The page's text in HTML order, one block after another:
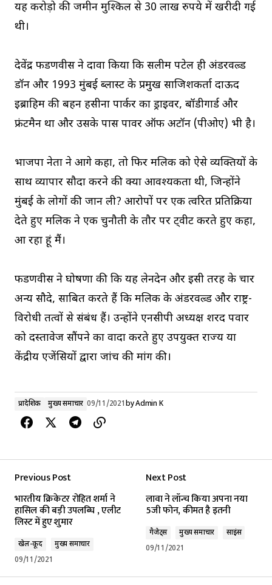
यह करोड़ो की जमीन मुश्किल से 30 लाख रुपये में खरीदी गई
थी।
देवेंद्र फडणवीस ने दावा किया कि सलीम पटेल ही अंडरवल्र्ड
डॉन और 1993 मुंबई ब्लास्ट के प्रमुख साजिशकर्ता दाऊद
इब्राहिम की बहन हसीना पार्कर का ड्राइवर, बॉडीगार्ड और
फ्रंटमैन था और उसके पास पावर ऑफ अटॉर्नी (पीओए) भी है।
भाजपा नेता ने आगे कहा, तो फिर मलिक को ऐसे व्यक्तियों के
साथ व्यापार सौदा करने की क्या आवश्यकता थी, जिन्होंने
मुंबई के लोगों की जान ली? आरोपों पर एक त्वरित प्रतिक्रिया
देते हुए मलिक ने एक चुनौती के तौर पर ट्वीट करते हुए कहा,
आ रहा हूं मैं।
फडणवीस ने घोषणा की कि यह लेनदेन और इसी तरह के चार
अन्य सौदे, साबित करते हैं कि मलिक के अंडरवल्र्ड और राष्ट्र-
विरोधी तत्वों से संबंध हैं। उन्होंने एनसीपी अध्यक्ष शरद पवार
को दस्तावेज सौंपने का वादा करते हुए उपयुक्त राज्य या
केंद्रीय एजेंसियों द्वारा जांच की मांग की।
प्रादेशिक मुख्य समाचार 09/11/2021byAdmin K
Previous Post
भारतीय क्रिकेटर रोहित शर्मा ने
हासिल की बड़ी उपलब्घि , एलीट
लिस्ट में हुए शुमार
खेल-कूद
मुख्य समाचार
09/11/2021
Next Post
लावा ने लॉन्च किया अपना नया
5जी फोन, कीमत है इतनी
गैजेट्स मुख्य समाचार
साइंस
09/11/2021